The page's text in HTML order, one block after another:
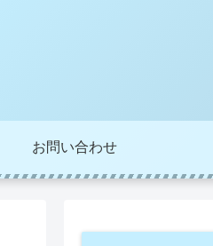
お問い合わせ